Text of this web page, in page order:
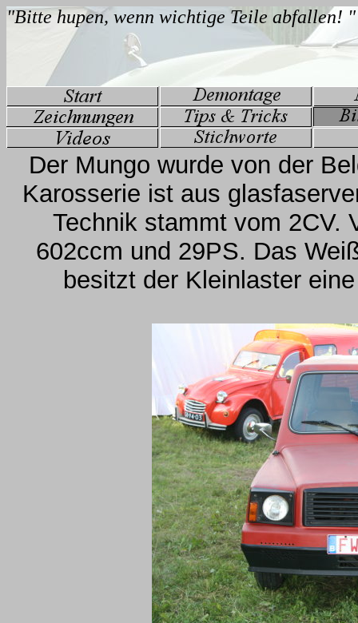
Der Mungo wurde von der
Karosserie ist aus
Technik stammt vom 2CV.
602ccm und 29PS. Das
besitzt der Kleinlaster